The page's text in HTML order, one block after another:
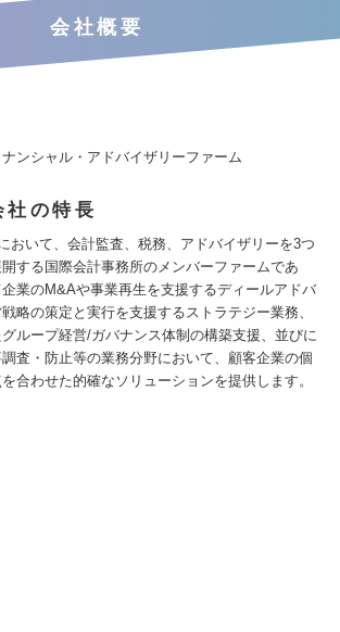
会社概要
ンシャル・アドバイザリーファーム
社の特長
おいて、会計監査、税務、アドバイザリーを3つ
する国際会計事務所のメンバーファームであ
業のM&Aや事業再生を支援するディールアドバ
略の策定と実行を支援するストラテジー業務、
ループ経営/ガバナンス体制の構築支援、並びに
査・防止等の業務分野において、顧客企業の個
合わせた的確なソリューションを提供します。